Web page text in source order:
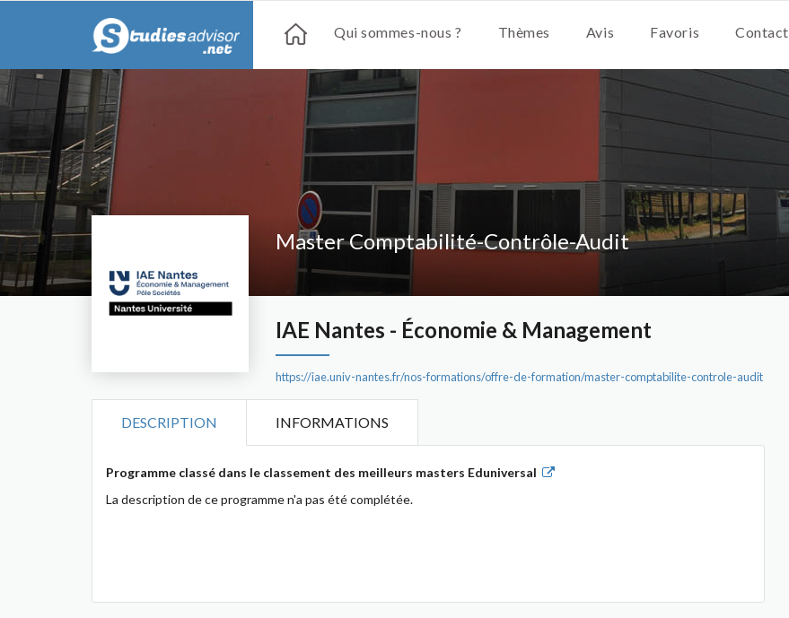
Qui sommes-nous ? Thèmes Avis Favoris Contact
Master Comptabilité-Contrôle-Audit
IAE Nantes - Économie & Management
https://iae.univ-nantes.fr/nos-formations/offre-de-formation/master-comptabilite-controle-audit
DESCRIPTION INFORMATIONS
Programme classé dans le classement des meilleurs masters Eduniversal
La description de ce programme n'a pas été complétée.